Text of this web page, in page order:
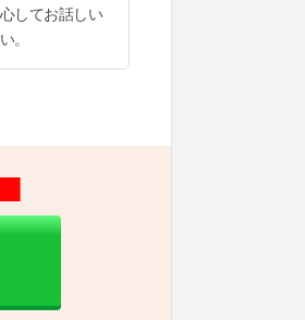
してお話しい
。